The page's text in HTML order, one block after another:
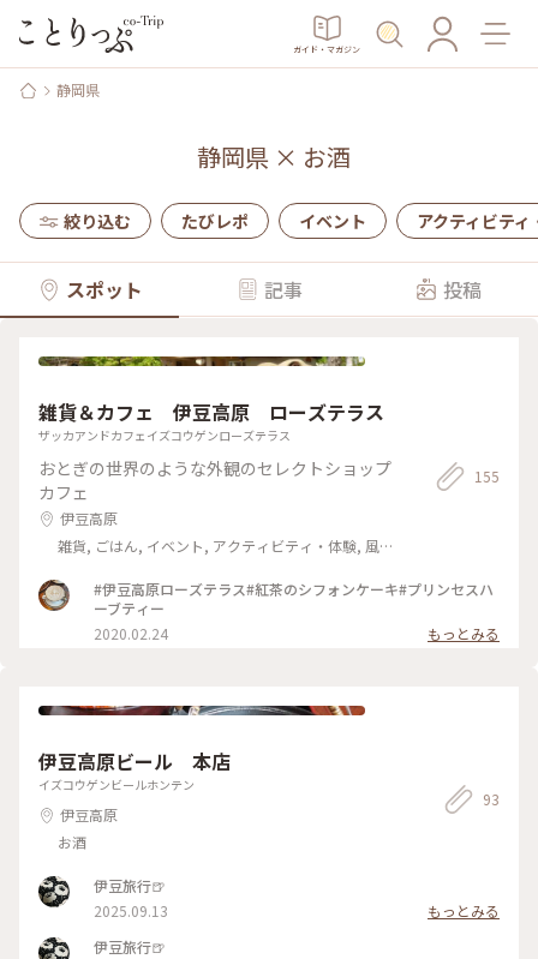
ガイド・マガジン
静岡県
静岡県 × お酒
絞り込む たびレポ イベント アクティビティ
スポット 記事 投稿
雑貨＆カフェ 伊豆高原 ローズテラス
ザッカアンドカフェイズコウゲンローズテラス
おとぎの世界のような外観のセレクトショップ
カフェ
伊豆高原
雑貨, ごはん, イベント, アクティビティ・体験, 風
155
#伊豆高原ローズテラス#紅茶のシフォンケーキ#プリンセスハ
ーブティー
2020.02.24
もっとみる
伊豆高原ビール 本店
イズコウゲンビールホンテン
伊豆高原
お酒
93
伊豆旅行🍺
2025.09.13
もっとみる
伊豆旅行🍺